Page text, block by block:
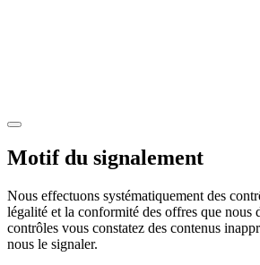
Motif du signalement
Nous effectuons systématiquement des
légalité et la conformité des offres que nous
contrôles vous constatez des contenus
nous le signaler.